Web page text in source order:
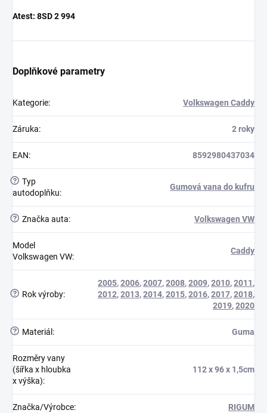
Atest: 8SD 2 994
Doplňkové parametry
Kategorie: Volkswagen Caddy
Záruka: 2 roky
EAN: 8592980437034
? Typ
autodoplňku:
Gumová vana do kufru
? Značka auta: Volkswagen VW
Model
Volkswagen VW:
Caddy
? Rok výroby:
2005,2006,2007,2008,2009,2010,2011,
2012,2013,2014,2015,2016,2017,2018,
2019,2020
? Materiál : Guma
Rozměry vany
(šířka x hloubka
x výška):
112 x 96 x 1,5cm
Značka/Výrobce: RIGUM